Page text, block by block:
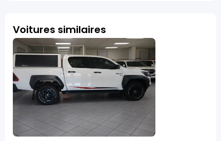
Voitures similaires